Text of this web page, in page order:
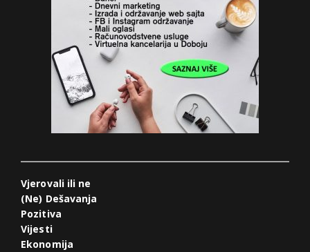
Vjerovali ili ne
(Ne) Dešavanja
Pozitiva
Vijesti
Ekonomija